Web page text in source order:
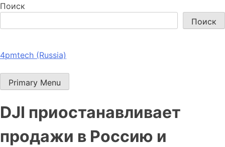
4pmtech (Russia)
Primary Menu
DJI приостанавливает
продажи в Россию и
Поиск
Поиск